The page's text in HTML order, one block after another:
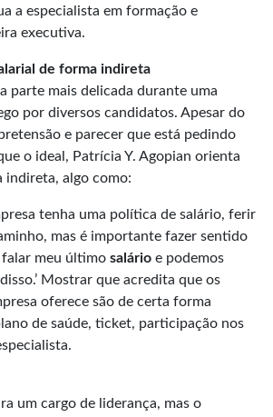
a especialista em formação e
executiva.
de forma indireta
parte mais delicada durante uma
por diversos candidatos. Apesar do
e parecer que está pedindo
o ideal, Patrícia Y. Agopian orienta
indireta, algo como:
tenha uma política de salário, ferir
mas é importante fazer sentido
falar meu último salário e podemos
Mostrar que acredita que os
oferece são de certa forma
de saúde, ticket, participação nos
um cargo de liderança, mas o